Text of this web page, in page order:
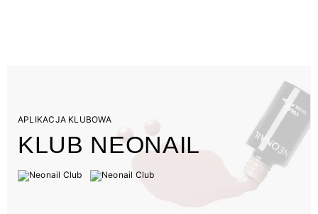
APLIKACJA KLUBOWA
KLUB NEONAIL